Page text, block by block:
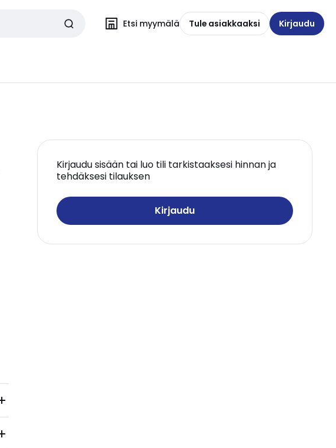
Etsi myymälä Tule asiakkaaksi Kirjaudu
Kirjaudu sisään tai luo tili tarkistaaksesi hinnan ja
tehdäksesi tilauksen
Kirjaudu